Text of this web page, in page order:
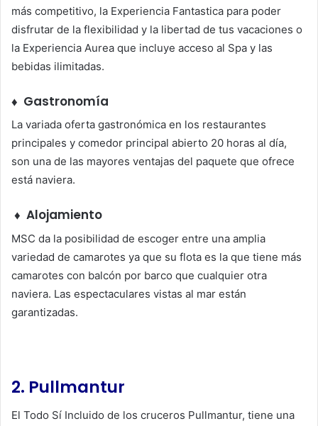
más competitivo, la Experiencia Fantastica para poder
disfrutar de la flexibilidad y la libertad de tus vacaciones o
la Experiencia Aurea que incluye acceso al Spa y las
bebidas ilimitadas.
♦ Gastronomía
La variada oferta gastronómica en los restaurantes
principales y comedor principal abierto 20 horas al día,
son una de las mayores ventajas del paquete que ofrece
está naviera.
♦ Alojamiento
MSC da la posibilidad de escoger entre una amplia
variedad de camarotes ya que su flota es la que tiene más
camarotes con balcón por barco que cualquier otra
naviera. Las espectaculares vistas al mar están
garantizadas.
2. Pullmantur
El Todo Sí Incluido de los cruceros Pullmantur, tiene una